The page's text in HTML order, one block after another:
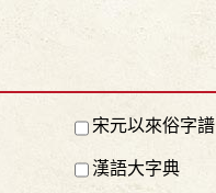
宋元以來俗字譜
漢語大字典